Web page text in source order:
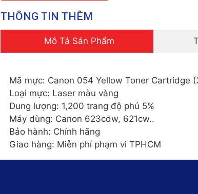
THÔNG TIN THÊM
Mô Tả Sản Phẩm
Mã mực: Canon 054 Yellow Toner Cartridge
Loại mực: Laser màu vàng
Dung lượng: 1,200 trang độ phủ 5%
Máy dùng: Canon 623cdw, 621cw..
Bảo hành: Chính hãng
Giao hàng: Miễn phí phạm vi TPHCM